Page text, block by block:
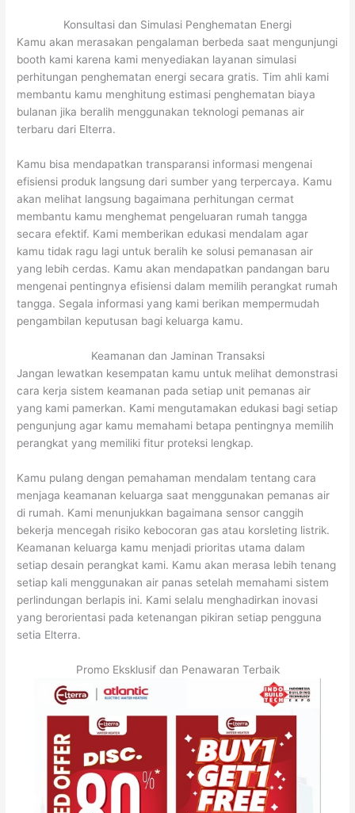
Konsultasi dan Simulasi Penghematan Energi
Kamu akan merasakan pengalaman berbeda saat mengunjungi
booth kami karena kami menyediakan layanan simulasi
perhitungan penghematan energi secara gratis. Tim ahli kami
membantu kamu menghitung estimasi penghematan biaya
bulanan jika beralih menggunakan teknologi pemanas air
terbaru dari Elterra.
Kamu bisa mendapatkan transparansi informasi mengenai
efisiensi produk langsung dari sumber yang terpercaya. Kamu
akan melihat langsung bagaimana perhitungan cermat
membantu kamu menghemat pengeluaran rumah tangga
secara efektif. Kami memberikan edukasi mendalam agar
kamu tidak ragu lagi untuk beralih ke solusi pemanasan air
yang lebih cerdas. Kamu akan mendapatkan pandangan baru
mengenai pentingnya efisiensi dalam memilih perangkat rumah
tangga. Segala informasi yang kami berikan mempermudah
pengambilan keputusan bagi keluarga kamu.
Keamanan dan Jaminan Transaksi
Jangan lewatkan kesempatan kamu untuk melihat demonstrasi
cara kerja sistem keamanan pada setiap unit pemanas air
yang kami pamerkan. Kami mengutamakan edukasi bagi setiap
pengunjung agar kamu memahami betapa pentingnya memilih
perangkat yang memiliki fitur proteksi lengkap.
Kamu pulang dengan pemahaman mendalam tentang cara
menjaga keamanan keluarga saat menggunakan pemanas air
di rumah. Kami menunjukkan bagaimana sensor canggih
bekerja mencegah risiko kebocoran gas atau korsleting listrik.
Keamanan keluarga kamu menjadi prioritas utama dalam
setiap desain perangkat kami. Kamu akan merasa lebih tenang
setiap kali menggunakan air panas setelah memahami sistem
perlindungan berlapis ini. Kami selalu menghadirkan inovasi
yang berorientasi pada ketenangan pikiran setiap pengguna
setia Elterra.
Promo Eksklusif dan Penawaran Terbaik